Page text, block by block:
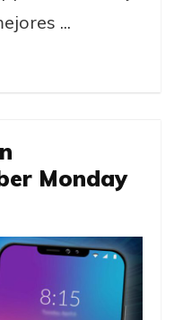
...
Monday